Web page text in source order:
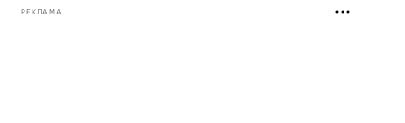
РЕКЛАМА